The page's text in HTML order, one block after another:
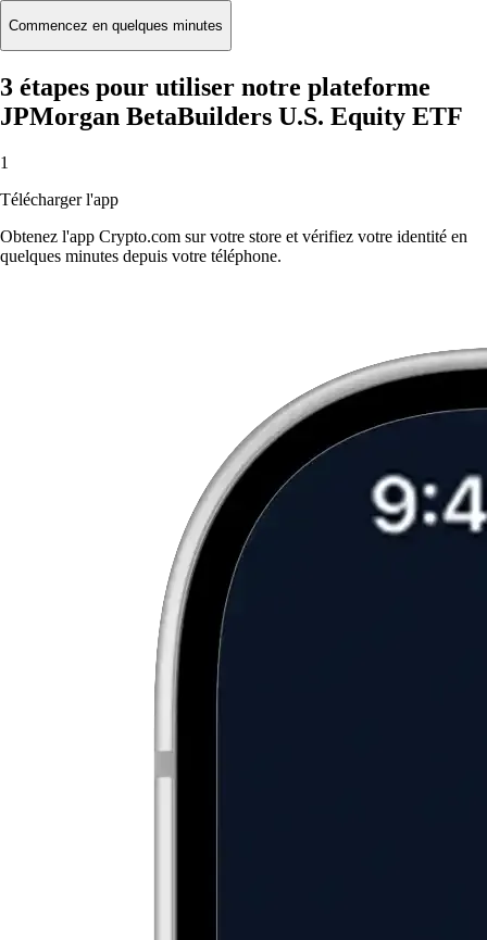
Commencez en quelques minutes
3 étapes pour utiliser notre plateforme
JPMorgan BetaBuilders U.S. Equity ETF
1
Télécharger l'app
Obtenez l'app Crypto.com sur votre store et vérifiez votre identité en
quelques minutes depuis votre téléphone.